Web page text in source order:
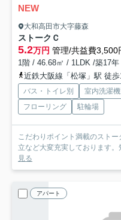
NEW
大和高田市大字藤森
ストークＣ
5.2万円 管理/共益費3,500
1階 / 46.68㎡ / 1LDK /築17年
近鉄大阪線「松塚」駅 徒
バス・トイレ別 室内洗濯
フローリング
駐輪場
こだわりポイント満載のスト
立など大変充実しております
見る
アパート